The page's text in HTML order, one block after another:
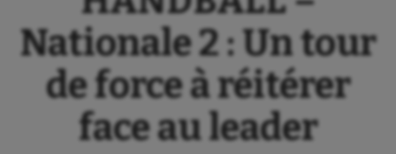
Nationale 2 : Un tour
de force à réitérer
face au leader